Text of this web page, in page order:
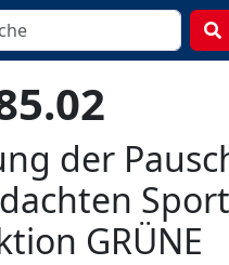
der
GRÜNE